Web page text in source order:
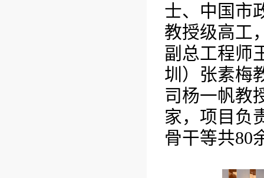
士、中国市
教授级高工
副总工程师
圳）张素梅
司杨一帆教
家，项目负
骨干等共80